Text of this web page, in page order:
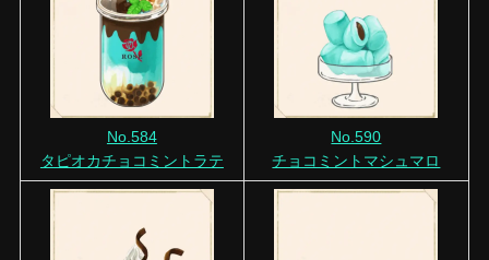
No.584
タピオカチョコミントラテ
No.590
チョコミントマシュマロ